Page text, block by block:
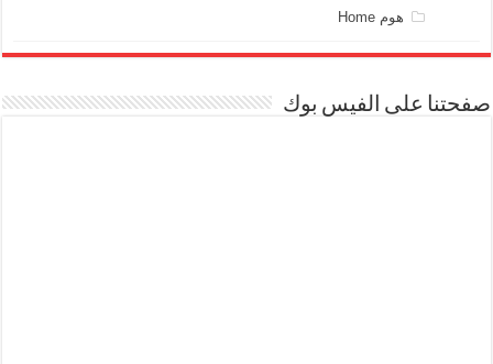
هوم Home
صفحتنا على الفيس بوك